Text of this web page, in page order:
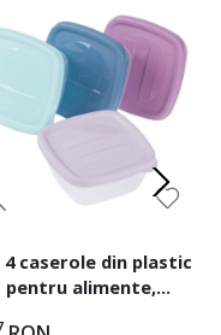
4 caserole din plastic
pentru alimente,